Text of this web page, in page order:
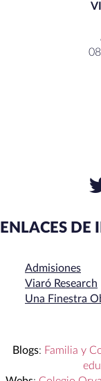
ENLACES DE
Admisiones
Viaró Research
Una Finestra
Blogs: Familia y